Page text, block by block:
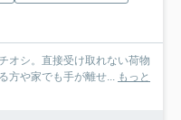
オシ。直接受け取れない荷物
方や家でも手が離せ... もっと